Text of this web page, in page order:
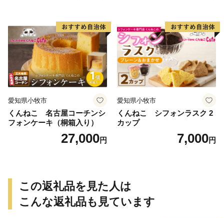
レーション ホールケーキ 日
時指定可
愛知県小牧市
くんねこ 名古屋コーチンシ
フォンケーキ（桐箱入り）
27,000円
愛知県小牧市
くんねこ シフォンラスク 2
カップ
7,000円
この返礼品を見た人は
こんな返礼品も見ています